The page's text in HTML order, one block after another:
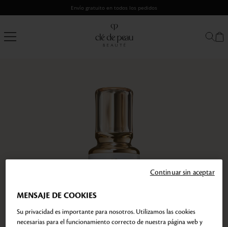
Envío gratuito en todos los pedidos
de
Peau
MENSAJE DE COOKIES
Su privacidad es importante para nosotros. Utilizamos las cookies
necesarias para el funcionamiento correcto de nuestra página web y
Continuar sin aceptar